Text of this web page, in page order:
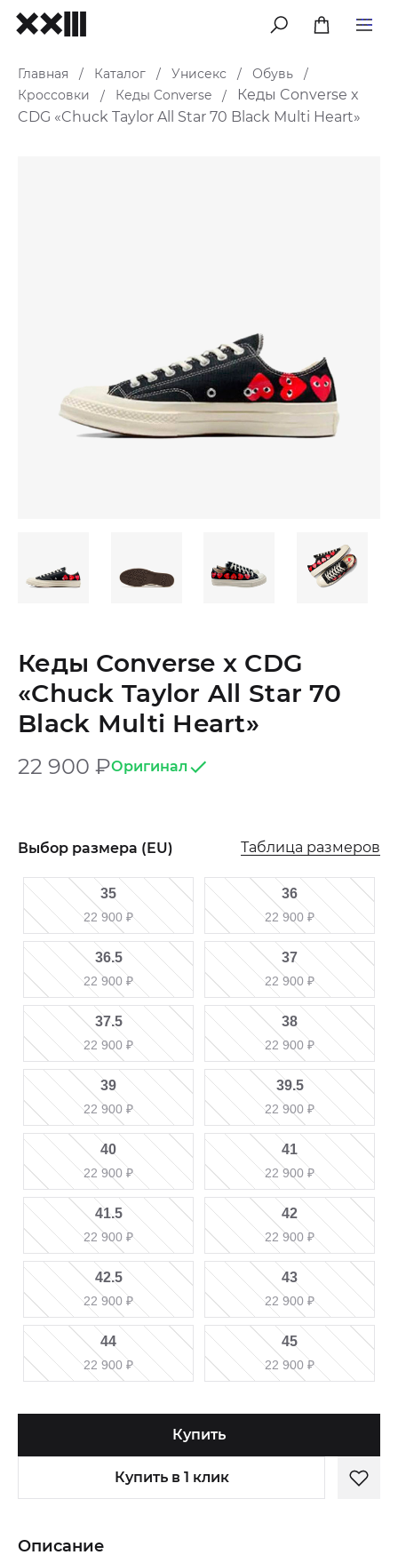
меню
Главная / Каталог / Унисекс / Обувь
/
Кроссовки
/ Кеды Converse /
Кеды Converse x
CDG «Chuck Taylor All Star 70 Black Multi Heart»
Кеды Converse x CDG
«Chuck Taylor All Star 70
Black Multi Heart»
22 900 ₽Оригинал
Выбор размера (EU) Таблица размеров
35
22 900 ₽
36
22 900 ₽
36.5
22 900 ₽
37
22 900 ₽
37.5
22 900 ₽
38
22 900 ₽
39
22 900 ₽
39.5
22 900 ₽
40
22 900 ₽
41
22 900 ₽
41.5
22 900 ₽
42
22 900 ₽
42.5
22 900 ₽
43
22 900 ₽
44
22 900 ₽
45
22 900 ₽
Купить
Купить в 1 клик
Описание